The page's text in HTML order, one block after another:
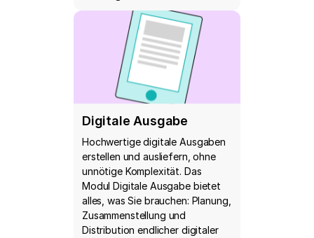
Digitale Ausgabe
Hochwertige digitale Ausgaben
erstellen und ausliefern, ohne
unnötige Komplexität. Das
Modul Digitale Ausgabe bietet
alles, was Sie brauchen: Planung,
Zusammenstellung und
Distribution endlicher digitaler